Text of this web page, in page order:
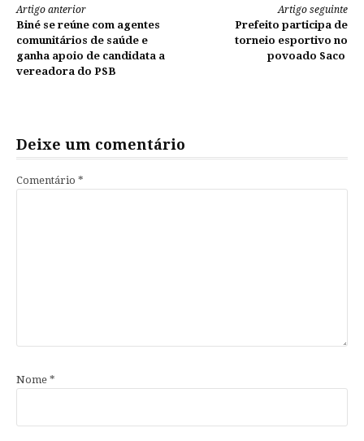
Continue
lendo
Artigo anterior
Biné se reúne com agentes
comunitários de saúde e
ganha apoio de candidata a
vereadora do PSB
Artigo seguinte
Prefeito participa de
torneio esportivo no
povoado Saco
Deixe um comentário
Comentário *
Nome *